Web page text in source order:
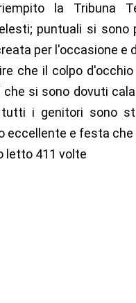
la Tribuna
puntuali si
per l'occasione e
che il colpo
si sono dovuti
i genitori sono
eccellente e festa
letto 411 volte